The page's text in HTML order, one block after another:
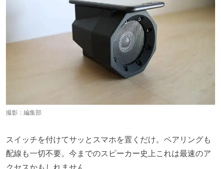
撮影：編集部
スイッチを付けてサッとスマホを置くだけ。ペアリングも
配線も一切不要。今までのスピーカー史上これは最速のア